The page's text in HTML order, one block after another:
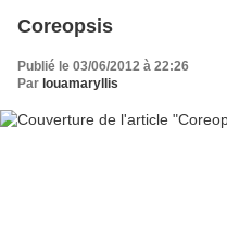
Coreopsis
Publié le 03/06/2012 à 22:26
Par louamaryllis